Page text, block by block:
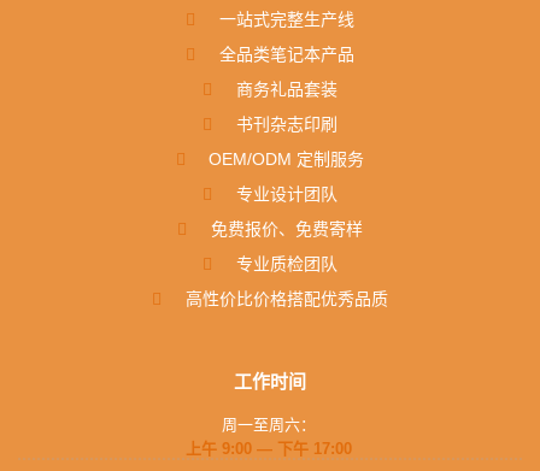
一站式完整生产线
全品类笔记本产品
商务礼品套装
书刊杂志印刷
OEM/ODM 定制服务
专业设计团队
免费报价、免费寄样
专业质检团队
高性价比价格搭配优秀品质
工作时间
周一至周六：
上午 9:00 — 下午 17:00